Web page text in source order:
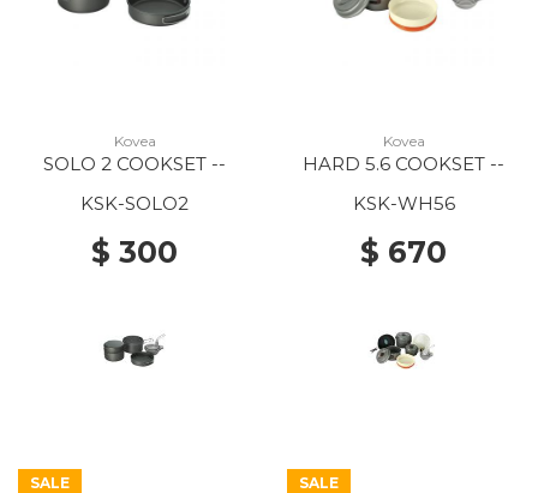
Kovea
SOLO 2 COOKSET --
KSK-SOLO2
$ 300
Kovea
HARD 5.6 COOKSET --
KSK-WH56
$ 670
SALE
SALE